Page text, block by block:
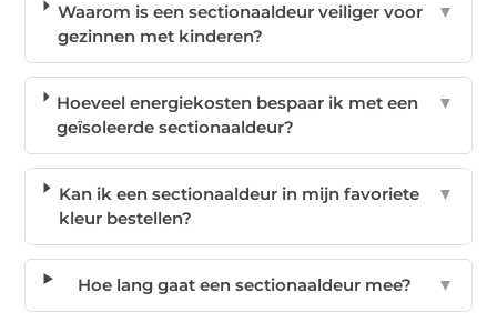
Waarom is een sectionaaldeur veiliger voor
gezinnen met kinderen?
▼
Hoeveel energiekosten bespaar ik met een
geïsoleerde sectionaaldeur?
▼
Kan ik een sectionaaldeur in mijn favoriete
kleur bestellen?
▼
Hoe lang gaat een sectionaaldeur mee? ▼